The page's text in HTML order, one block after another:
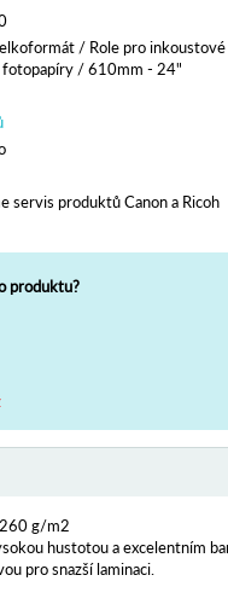
/ Role pro
fotopapíry /610mm - 24"
servis produktů Canon a Ricoh
produktu?
g/m2
hustotou a excelentním
pro snazší laminaci.